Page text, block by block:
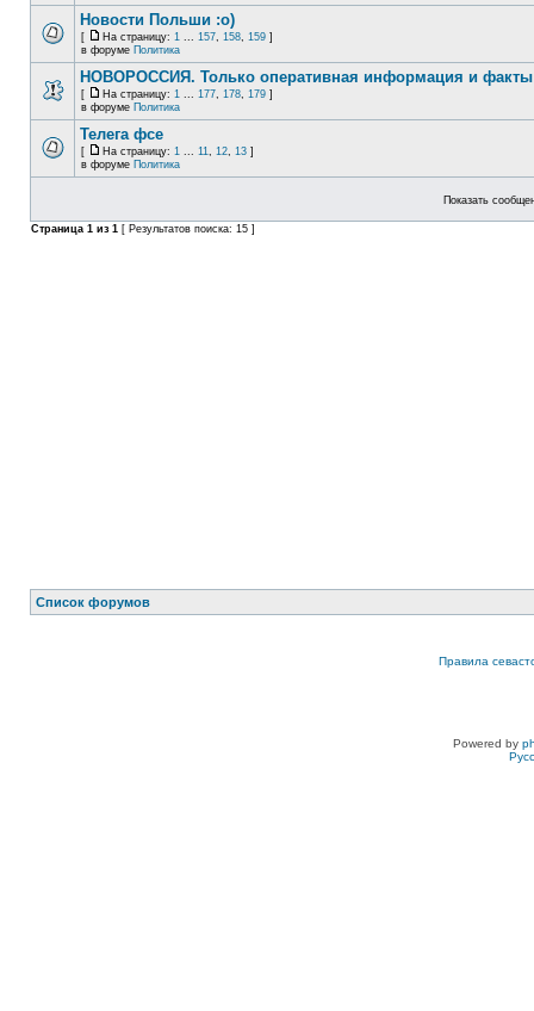
Новости Польши :o)
[ На страницу: 1 ... 157, 158, 159 ]
в форуме Политика
НОВОРОССИЯ. Только оперативная информация и факты
[ На страницу: 1 ... 177, 178, 179 ]
в форуме Политика
Телега фсе
[ На страницу: 1 ... 11, 12, 13 ]
в форуме Политика
Показать
Страница 1 из 1 [ Результатов поиска: 15 ]
Список форумов
Правила
Powered by